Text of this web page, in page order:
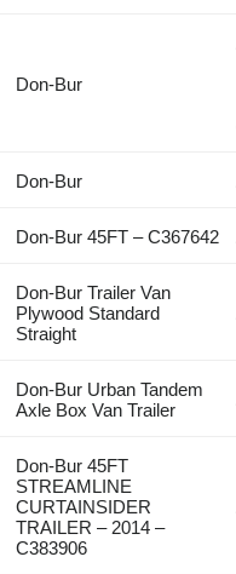
Don-Bur
Don-Bur
Don-Bur 45FT – C367642
Don-Bur Trailer Van
Plywood Standard
Straight
Don-Bur Urban Tandem
Axle Box Van Trailer
Don-Bur 45FT
STREAMLINE
CURTAINSIDER
TRAILER – 2014 –
C383906